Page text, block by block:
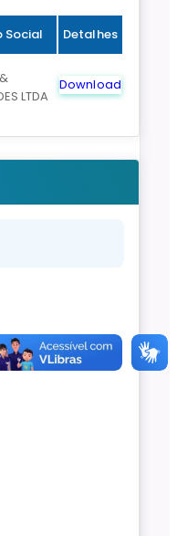
Social Detalhes
LTDA
Download